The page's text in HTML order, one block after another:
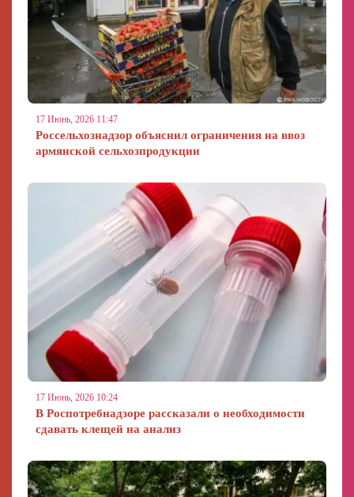
17 Июнь, 2026 11:47
Россельхознадзор объяснил ограничения на ввоз
армянской сельхозпродукции
17 Июнь, 2026 10:24
В Роспотребнадзоре рассказали о необходимости
сдавать клещей на анализ